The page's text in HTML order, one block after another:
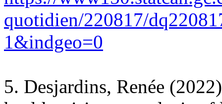
quotidien/220817/
1&indgeo=0
5. Desjardins, Renée